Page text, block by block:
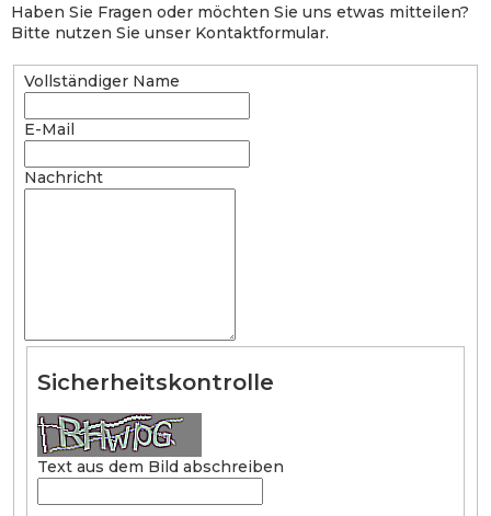
Haben Sie Fragen oder möchten Sie uns etwas mitteilen?
Bitte nutzen Sie unser Kontaktformular.
Vollständiger Name
E-Mail
Nachricht
Sicherheitskontrolle
Text aus dem Bild abschreiben